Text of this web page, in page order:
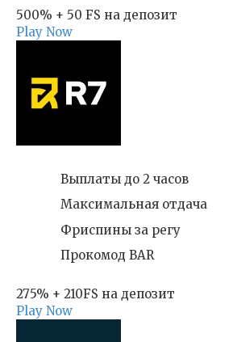
500% + 50 FS на депозит
Play Now
Выплаты до 2 часов
Максимальная отдача
Фриспины за регу
Прокомод BAR
275% + 210FS на депозит
Play Now